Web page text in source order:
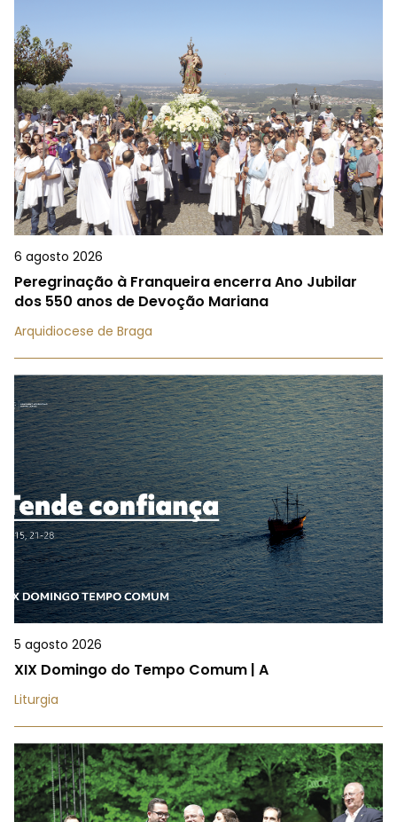
6 agosto 2026
Peregrinação à Franqueira encerra Ano Jubilar
dos 550 anos de Devoção Mariana
Arquidiocese de Braga
5 agosto 2026
XIX Domingo do Tempo Comum | A
Liturgia